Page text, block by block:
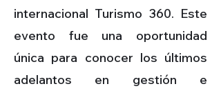
internacional Turismo 360. Este
evento fue una oportunidad
única para conocer los últimos
adelantos en gestión e